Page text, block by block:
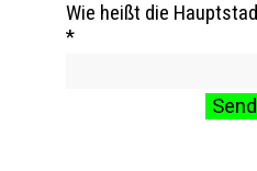
Wie heißt die
*